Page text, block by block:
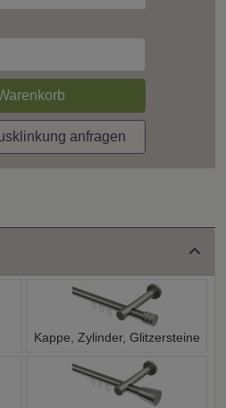
anfragen
Kappe, Zylinder, Glitzersteine